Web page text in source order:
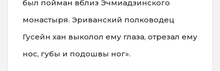
был пойман вблиз Эчмиадзинского
монастыря. Эриванский полководец
Гусейн хан выколол ему глаза, отрезал ему
нос, губы и подошвы ног».